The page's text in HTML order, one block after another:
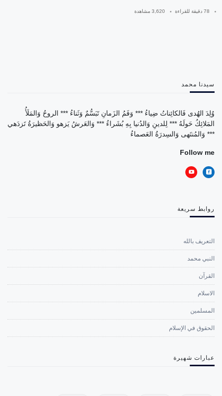
78 دقيقة للقراءة 3,620 مشاهدة
سيدنا محمد
وُلِدَ الهُدى فَالكائِناتُ ضِياءُ *** وَفَمُ الزَمانِ تَبَسُّمٌ وَثَناءُ *** الروحُ وَالمَلَأُ
المَلائِكُ حَولَهُ *** لِلدينِ وَالدُنيا بِهِ بُشَراءُ *** وَالعَرشُ يَزهو وَالحَظيرَةُ تَزدَهي
*** وَالمُنتَهى وَالسِدرَةُ العَصماءُ
Follow me
روابط سريعة
التعريف بالله
النبي محمد
القرآن
الاسلام
المسلمين
الحقوق في الإسلام
عبارات شهيرة